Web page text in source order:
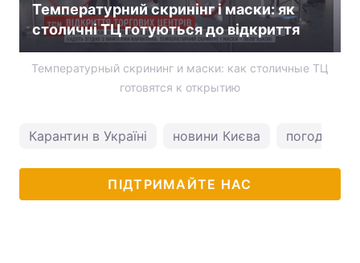
Температурний скринінг і маски: як
столичні ТЦ готуються до відкриття
Температурный скрининг и маски: как столичные ТЦ
готовятся к открытию
Карантин в Україні новини Києва погода у
ПІДТРИМАЙТЕ НАС